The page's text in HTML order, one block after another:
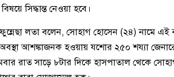
সিদ্ধান্ত নেওয়া হবে।
লতা বলেন, সোহাগ হোসেন (২৪) নামে এই
আশঙ্কাজনক হওয়ায় যশোর ২৫০ শয্যা
রাত সাড়ে ৮টার দিকে হাসপাতাল থেকে